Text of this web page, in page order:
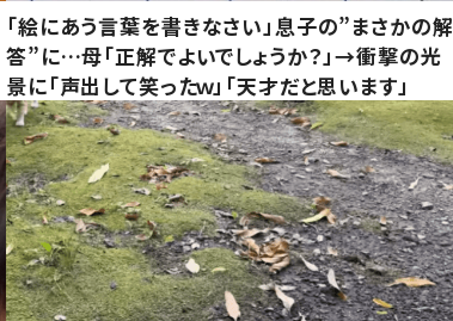
「絵にあう言葉を書きなさい」息子の”まさかの解
答”に…母「正解でよいでしょうか？」→衝撃の光
景に「声出して笑ったｗ」「天才だと思います」